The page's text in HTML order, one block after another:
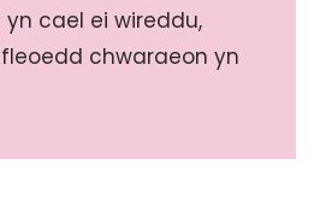
cael ei wireddu,
chwaraeon yn